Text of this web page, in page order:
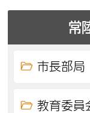
常
市長部局
教育委員